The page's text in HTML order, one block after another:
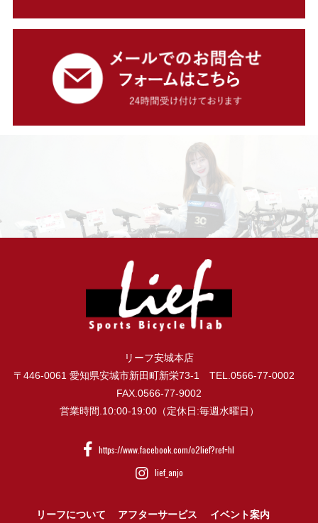
リーフ安城本店
〒446-0061 愛知県安城市新田町新栄73-1 TEL.0566-77-0002
FAX.0566-77-9002
営業時間.10:00-19:00（定休日:毎週水曜日）
https://www.facebook.com/o2lief?ref=hl
lief_anjo
リーフについて アフターサービス イベント案内